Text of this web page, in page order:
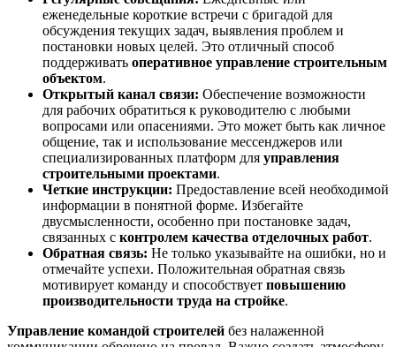
еженедельные короткие встречи с бригадой для
обсуждения текущих задач, выявления проблем и
постановки новых целей. Это отличный способ
поддерживать оперативное управление строительным
объектом.
Открытый канал связи: Обеспечение возможности
для рабочих обратиться к руководителю с любыми
вопросами или опасениями. Это может быть как личное
общение, так и использование мессенджеров или
специализированных платформ для управления
строительными проектами.
Четкие инструкции: Предоставление всей необходимой
информации в понятной форме. Избегайте
двусмысленности, особенно при постановке задач,
связанных с контролем качества отделочных работ.
Обратная связь: Не только указывайте на ошибки, но и
отмечайте успехи. Положительная обратная связь
мотивирует команду и способствует повышению
производительности труда на стройке.
Управление командой строителей без налаженной